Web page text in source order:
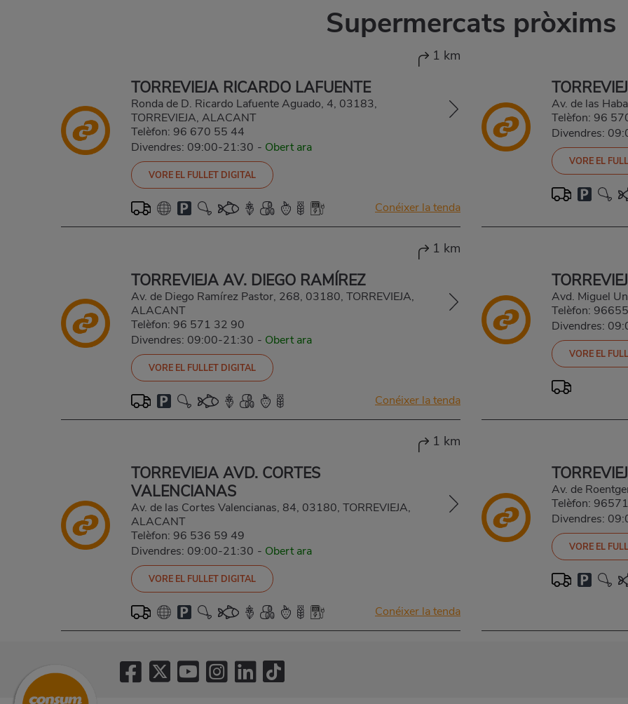
Supermercats pròxims
1 km
TORREVIEJA RICARDO LAFUENTE
Ronda de D. Ricardo Lafuente Aguado, 4, 03183,
TORREVIEJA, ALACANT
Telèfon: 96 670 55 44
Divendres: 09:00-21:30 - Obert ara
VORE EL FULLET DIGITAL
Conéixer la tenda
Av. de las
Telèfon: 96
Divendres:
VORE EL
1 km
TORREVIEJA AV. DIEGO RAMÍREZ
Av. de Diego Ramírez Pastor, 268, 03180, TORREVIEJA,
ALACANT
Telèfon: 96 571 32 90
Divendres: 09:00-21:30 - Obert ara
VORE EL FULLET DIGITAL
Conéixer la tenda
Avd. Miguel
Telèfon:
Divendres:
VORE EL
1 km
TORREVIEJA AVD. CORTES
VALENCIANAS
Av. de las Cortes Valencianas, 84, 03180, TORREVIEJA,
ALACANT
Telèfon: 96 536 59 49
Divendres: 09:00-21:30 - Obert ara
VORE EL FULLET DIGITAL
Conéixer la tenda
Av. de
Telèfon:
Divendres:
VORE EL